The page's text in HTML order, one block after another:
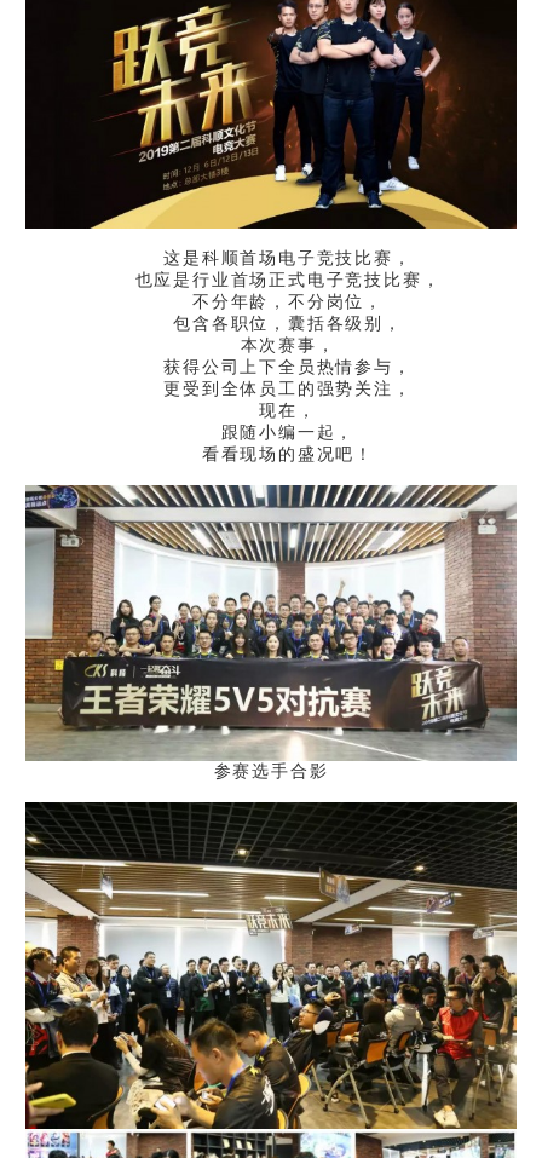
这是科顺首场电子竞技比赛，
也应是行业首场正式电子竞技比赛，
不分年龄，不分岗位，
包含各职位，囊括各级别，
本次赛事，
获得公司上下全员热情参与，
更受到全体员工的强势关注，
现在，
跟随小编一起，
看看现场的盛况吧！
参赛选手合影